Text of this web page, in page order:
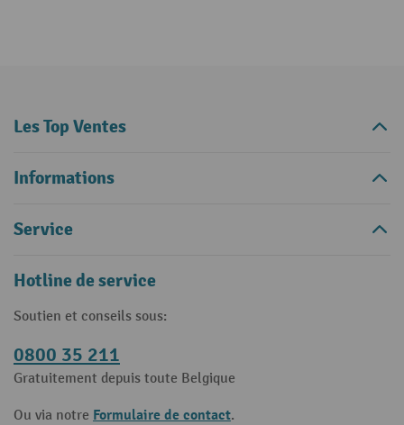
Les Top Ventes
Informations
Service
Hotline de service
Soutien et conseils sous:
0800 35 211
Gratuitement depuis toute Belgique
Ou via notre Formulaire de contact.